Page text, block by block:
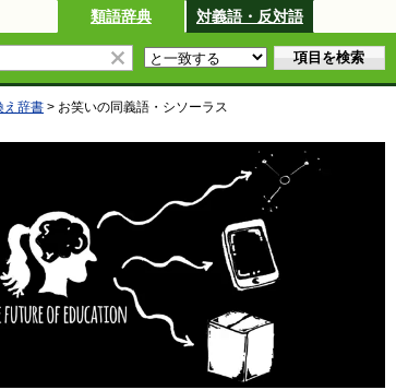
類語辞典 対義語・反対語
え辞書 > お笑いの同義語・シソーラス